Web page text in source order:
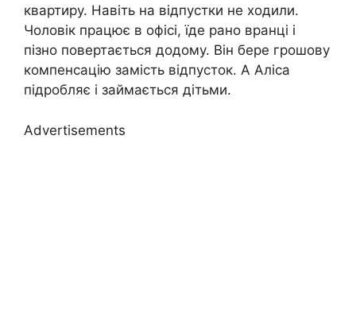
квартиру. Навіть на відпустки не ходили.
Чоловік працює в офісі, їде рано вранці і
пізно повертається додому. Він бере грошову
компенсацію замість відпусток. А Аліса
підробляє і займається дітьми.
Advertisements